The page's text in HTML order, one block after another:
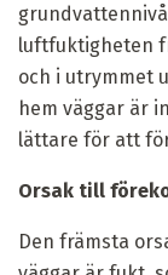
luftfuktigheten
och i utrymmet
hem väggar är
lättare för att
Orsak till
Den främsta